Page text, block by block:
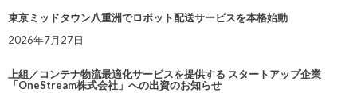
東京ミッドタウン八重洲でロボット配送サービスを本格始動
2026年7月27日
上組／コンテナ物流最適化サービスを提供する スタートアップ企業
「OneStream株式会社」への出資のお知らせ